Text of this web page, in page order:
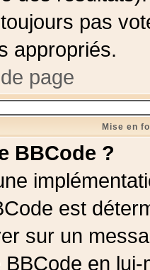
pas
appropriés.
page
Mise en
BBCode ?
est
sur un
en